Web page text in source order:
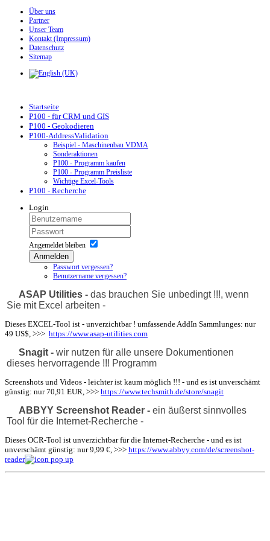
Über uns
Partner
Unser Team
Kontakt (Impressum)
Datenschutz
Sitemap
Startseite
P100 - für CRM und GIS
P100 - Geokodieren
P100-AddressValidation
Beispiel - Maschinenbau VDMA
Sonderaktionen
P100 - Programm kaufen
P100 - Programm Preisliste
Wichtige Excel-Tools
P100 - Recherche
Login
Angemeldet bleiben
Anmelden
Passwort vergessen?
Benutzername vergessen?
ASAP Utilities - das brauchen Sie unbedingt !!!, wenn
Sie mit Excel arbeiten -
Dieses EXCEL-Tool ist - unverzichtbar ! umfassende AddIn Sammlunges: nur
49 US$, >>> https://www.asap-utilities.com
Snagit - wir nutzen für alle unsere Dokumentionen
dieses hervorragende !!! Programm
Screenshots und Videos - leichter ist kaum möglich !!! - und es ist unverschämt
günstig: nur 70,91 EUR, >>> https://www.techsmith.de/store/snagit
ABBYY Screenshot Reader - ein äußerst sinnvolles
Tool für die Internet-Recherche -
Dieses OCR-Tool ist unverzichtbar für die Internet-Recherche - und es ist
unverschämt günstig: nur 9,99 €, >>> https://www.abbyy.com/de/screenshot-
reader